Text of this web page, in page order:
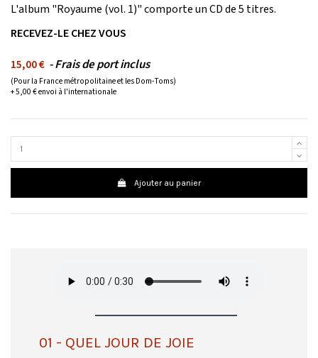
L'album "Royaume (vol. 1)" comporte un CD de 5 titres.
RECEVEZ-LE CHEZ VOUS
15,00 € - Frais de port inclus
(Pour la France métropolitaine et les Dom-Toms)
+ 5,00 € envoi à l'internationale
Ajouter au panier
01 - QUEL JOUR DE JOIE